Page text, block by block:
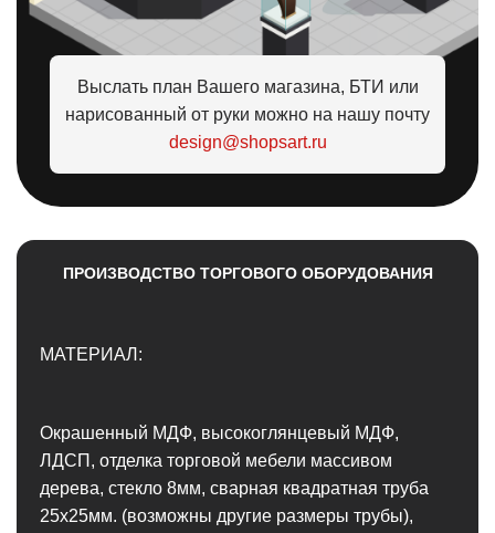
Выслать план Вашего магазина, БТИ или
нарисованный от руки можно на нашу почту
design@shopsart.ru
ПРОИЗВОДСТВО ТОРГОВОГО ОБОРУДОВАНИЯ
МАТЕРИАЛ:
Окрашенный МДФ, высокоглянцевый МДФ,
ЛДСП, отделка торговой мебели массивом
дерева, стекло 8мм, сварная квадратная труба
25х25мм. (возможны другие размеры трубы),